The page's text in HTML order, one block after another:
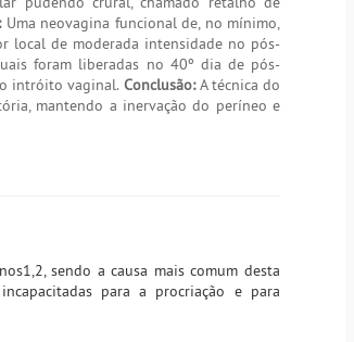
Uma neovagina funcional de, no mínimo,
local de moderada intensidade no pós-
foram liberadas no 40º dia de pós-
intróito vaginal. Conclusão:A técnica do
mantendo a inervação do períneo e
sendo a causa mais comum desta
para a procriação e para